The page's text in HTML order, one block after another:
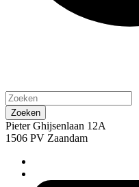
Pieter Ghijsenlaan 12A
1506 PV Zaandam